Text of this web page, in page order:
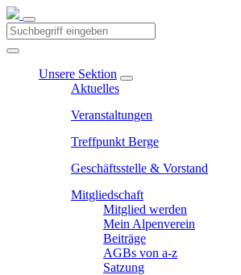
Unsere Sektion
Aktuelles
Veranstaltungen
Treffpunkt Berge
Geschäftsstelle & Vorstand
Mitgliedschaft
Mitglied werden
Mein Alpenverein
Beiträge
AGBs von a-z
Satzung